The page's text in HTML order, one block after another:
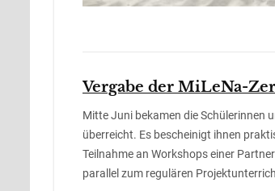
Vergabe der MiLeNa-
Mitte Juni bekamen die Schülerinnen
überreicht. Es bescheinigt ihnen
Teilnahme an Workshops einer
parallel zum regulären